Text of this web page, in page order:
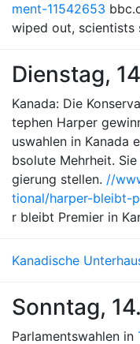
ment-11542653
wiped out, scientists
Dienstag,
Kanada: Die
tephen Harper
uswahlen in Kanada
bsolute Mehrheit.
gierung stellen. //
tional/harper-bleibt-
r bleibt Premier in
Kanadische
Sonntag,
Parlamentswahlen in